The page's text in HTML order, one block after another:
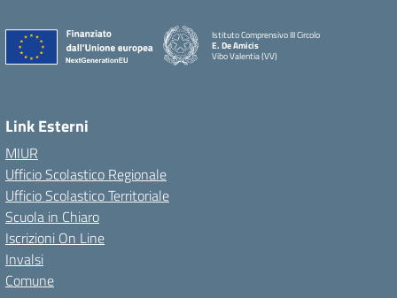
Istituto Comprensivo III Circolo
E. De Amicis
Vibo Valentia (VV)
Link Esterni
MIUR
Ufficio Scolastico Regionale
Ufficio Scolastico Territoriale
Scuola in Chiaro
Iscrizioni On Line
Invalsi
Comune